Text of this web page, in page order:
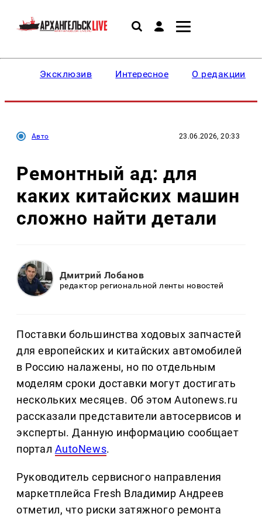
Эксклюзив Интересное О редакции
Авто 23.06.2026, 20:33
Ремонтный ад: для
каких китайских машин
сложно найти детали
Дмитрий Лобанов
редактор региональной ленты новостей
Поставки большинства ходовых запчастей
для европейских и китайских автомобилей
в Россию налажены, но по отдельным
моделям сроки доставки могут достигать
нескольких месяцев. Об этом Autonews.ru
рассказали представители автосервисов и
эксперты. Данную информацию сообщает
портал AutoNews.
Руководитель сервисного направления
маркетплейса Fresh Владимир Андреев
отметил, что риски затяжного ремонта